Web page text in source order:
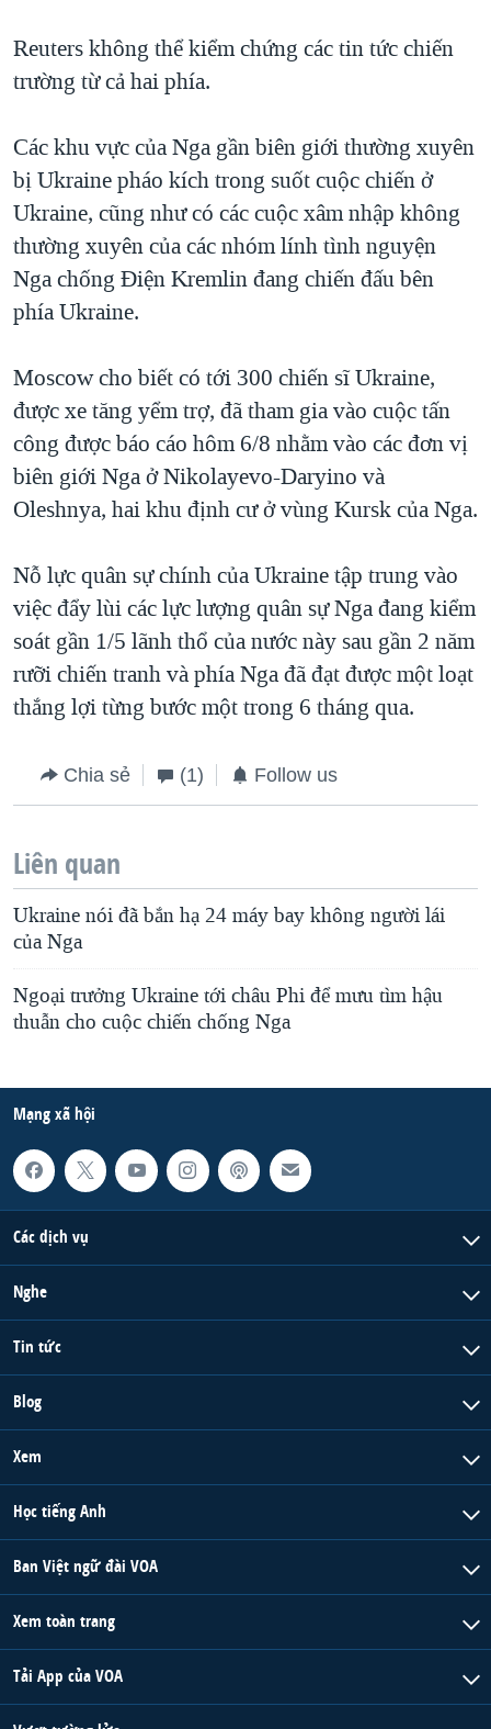
Reuters không thể kiểm chứng các tin tức chiến
trường từ cả hai phía.
Các khu vực của Nga gần biên giới thường xuyên
bị Ukraine pháo kích trong suốt cuộc chiến ở
Ukraine, cũng như có các cuộc xâm nhập không
thường xuyên của các nhóm lính tình nguyện
Nga chống Điện Kremlin đang chiến đấu bên
phía Ukraine.
Moscow cho biết có tới 300 chiến sĩ Ukraine,
được xe tăng yểm trợ, đã tham gia vào cuộc tấn
công được báo cáo hôm 6/8 nhằm vào các đơn vị
biên giới Nga ở Nikolayevo-Daryino và
Oleshnya, hai khu định cư ở vùng Kursk của Nga.
Nỗ lực quân sự chính của Ukraine tập trung vào
việc đẩy lùi các lực lượng quân sự Nga đang kiểm
soát gần 1/5 lãnh thổ của nước này sau gần 2 năm
rưỡi chiến tranh và phía Nga đã đạt được một loạt
thắng lợi từng bước một trong 6 tháng qua.
Chia sẻ (1) Follow us
Liên quan
Ukraine nói đã bắn hạ 24 máy bay không người lái
của Nga
Ngoại trưởng Ukraine tới châu Phi để mưu tìm hậu
thuẫn cho cuộc chiến chống Nga
Mạng xã hội
Các dịch vụ
Nghe
Tin tức
Blog
Xem
Học tiếng Anh
Ban Việt ngữ đài VOA
Xem toàn trang
Tải App của VOA